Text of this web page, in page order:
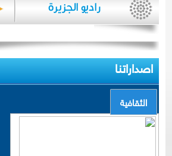
اصداراتنا
الثقافية